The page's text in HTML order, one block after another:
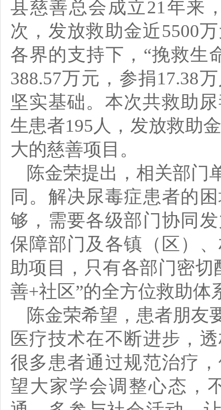
县慈善总会成立21年来
次，发放救助金近5500
各界的支持下，“挽救生
388.57万元，参捐17.38
坚实基础。本次共救助
生患者195人，发放救助
大的慈善项目。
陈金荣提出，相关部门
同。解决尿毒症患者的
够，需要各级部门协同
保障部门及各镇（区）
助项目，只有各部门密
善+社区”的全方位救助体
陈金荣希望，患者朋友
医疗技术在不断进步，
很多患者通过规范治疗
望大家学会调整心态，